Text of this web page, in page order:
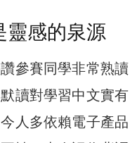
靈感的泉源
參賽同學非常熟讀
讀對學習中文實有
人多依賴電子產品